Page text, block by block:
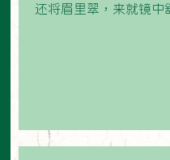
还将眉里翠，来就镜中